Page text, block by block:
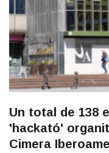
Un total de 138
'hackató'
Cimera